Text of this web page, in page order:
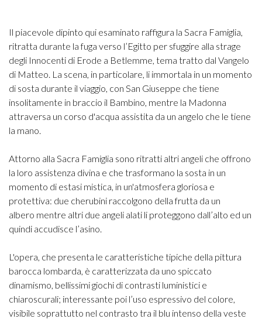
Il piacevole dipinto qui esaminato raffigura la Sacra Famiglia,
ritratta durante la fuga verso l’Egitto per sfuggire alla strage
degli Innocenti di Erode a Betlemme, tema tratto dal Vangelo
di Matteo. La scena, in particolare, li immortala in un momento
di sosta durante il viaggio, con San Giuseppe che tiene
insolitamente in braccio il Bambino, mentre la Madonna
attraversa un corso d'acqua assistita da un angelo che le tiene
la mano.
Attorno alla Sacra Famiglia sono ritratti altri angeli che offrono
la loro assistenza divina e che trasformano la sosta in un
momento di estasi mistica, in un'atmosfera gloriosa e
protettiva: due cherubini raccolgono della frutta da un
albero mentre altri due angeli alati li proteggono dall’alto ed un
quindi accudisce l’asino.
L'opera, che presenta le caratteristiche tipiche della pittura
barocca lombarda, è caratterizzata da uno spiccato
dinamismo, bellissimi giochi di contrasti luministici e
chiaroscurali; interessante poi l’uso espressivo del colore,
visibile soprattutto nel contrasto tra il blu intenso della veste